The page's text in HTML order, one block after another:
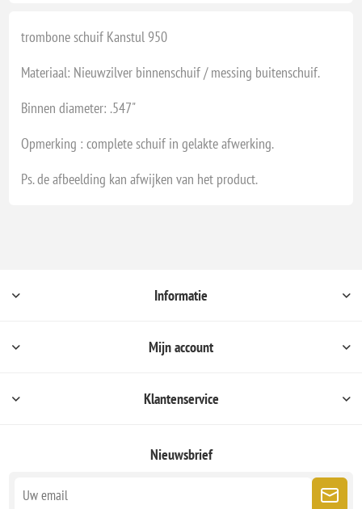
trombone schuif Kanstul 950
Materiaal: Nieuwzilver binnenschuif / messing buitenschuif.
Binnen diameter: .547"
Opmerking : complete schuif in gelakte afwerking.
Ps. de afbeelding kan afwijken van het product.
Informatie
Mijn account
Klantenservice
Nieuwsbrief